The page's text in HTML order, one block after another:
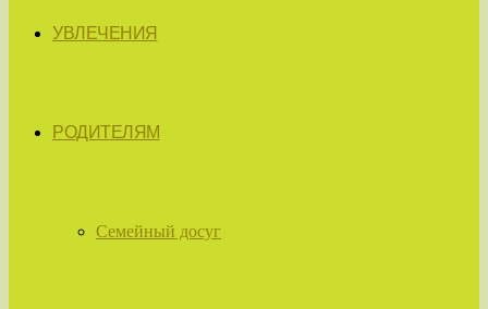
УВЛЕЧЕНИЯ
РОДИТЕЛЯМ
Семейный досуг